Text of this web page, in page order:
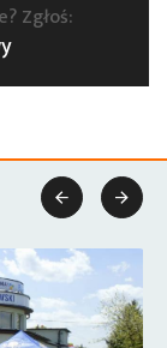
Zgłoś:
 